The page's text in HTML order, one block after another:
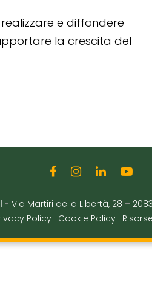
e diffondere
la crescita del
- Via Martiri della Libertà, 28 –
Policy
Cookie Policy